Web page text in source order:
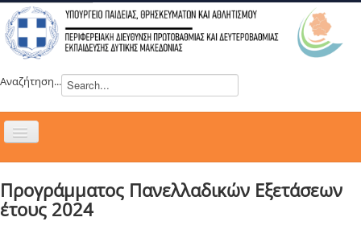
Αναζήτηση...
Εναλλαγή
ΝΕΑ
ΣΥΜΒΟΥΛΙΑ
Προγράμματος Πανελλαδικών Εξετάσεων
έτους 2024